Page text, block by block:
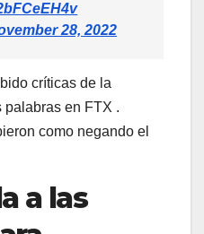
28, 2022
críticas de la
palabras en FTX .
como negando el
a las